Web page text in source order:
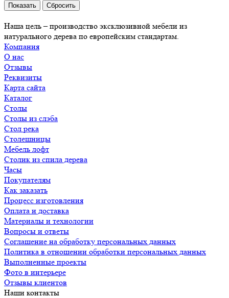
Сбросить
Наша цель – производство эксклюзивной мебели из
натурального дерева по европейским стандартам.
Компания
О нас
Отзывы
Реквизиты
Карта сайта
Каталог
Столы
Столы из слэба
Стол река
Столешницы
Мебель лофт
Столик из спила дерева
Часы
Покупателям
Как заказать
Процесс изготовления
Оплата и доставка
Материалы и технологии
Вопросы и ответы
Соглашение на обработку персональных данных
Политика в отношении обработки персональных данных
Выполненные проекты
Фото в интерьере
Отзывы клиентов
Наши контакты